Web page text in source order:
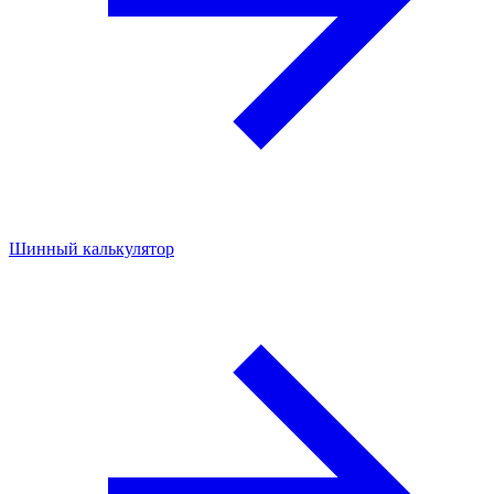
Шинный калькулятор